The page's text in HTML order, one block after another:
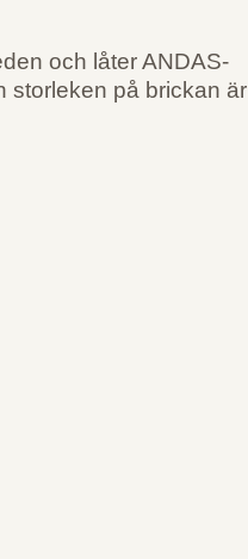
och låter ANDAS-
storleken på brickan är